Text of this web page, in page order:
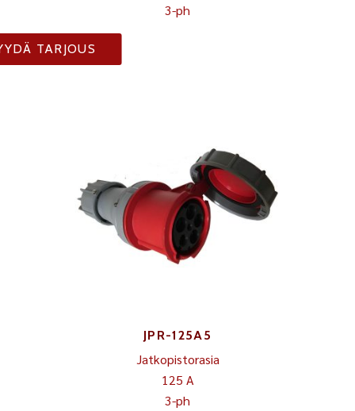
3-ph
TARJOUS
JPR-125A5
Jatkopistorasia
125 A
3-ph